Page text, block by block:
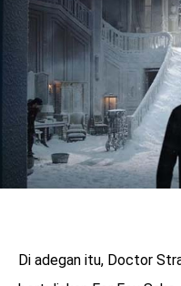
Di adegan itu, Doctor